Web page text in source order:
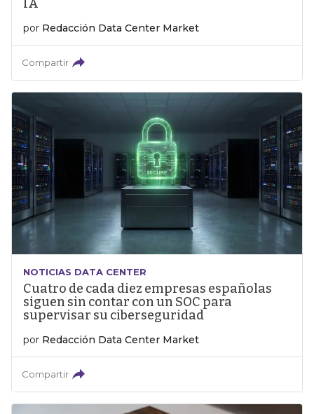
IA
por Redacción Data Center Market
Compartir
NOTICIAS DATA CENTER
Cuatro de cada diez empresas españolas
siguen sin contar con un SOC para
supervisar su ciberseguridad
por Redacción Data Center Market
Compartir